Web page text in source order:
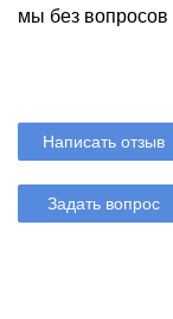
мы без
Написать отзыв
Задать вопрос